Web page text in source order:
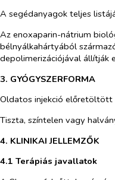
A segédanyagok teljes
Az enoxaparin-nátrium
bélnyálkahártyából
depolimerizációjával állítják
3. GYÓGYSZERFORMA
Oldatos injekció előretöltött
Tiszta, színtelen vagy
4. KLINIKAI JELLEMZŐK
4.1 Terápiás javallatok